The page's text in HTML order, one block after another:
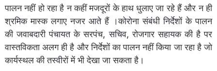
पालन नहीं हो रहा है न कहीं मजदूरों के हाथ धुलाए जा रहे हैं और न ही
श्रमिक मास्क लगाए नजर आते हैं ।कोरोना संबंधी निर्देशों के पालन
की जवाबदारी पंचायत के सरपंच, सचिव, रोजगार सहायक की है पर
वास्तविकता अलग ही है और निर्देशों का पालन नहीं किया जा रहा है जो
कार्यस्थल की तस्वीरों में भी देखा जा सकता है।